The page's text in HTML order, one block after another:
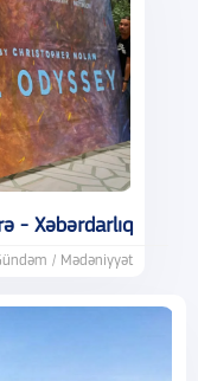
- Xəbərdarlıq
/ Mədəniyyət